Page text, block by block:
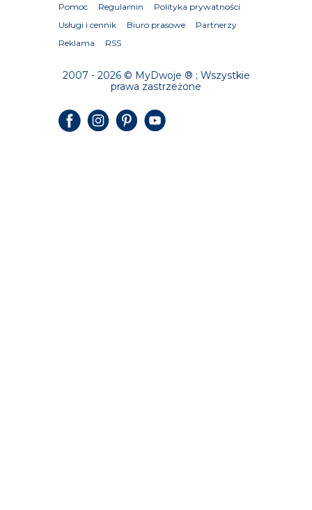
Pomoc Regulamin
Polityka prywatności
Usługi i cennik
Biuro prasowe
Partnerzy
Reklama
RSS
2007 - 2026 © MyDwoje ® ; Wszystkie
prawa zastrzeżone